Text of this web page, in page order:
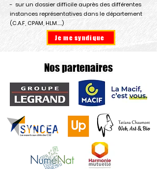
- sur un dossier difficile auprès des différentes
instances représentatives dans le département
(C.A.F, CPAM, HLM…..)
Je me syndique
Nos partenaires